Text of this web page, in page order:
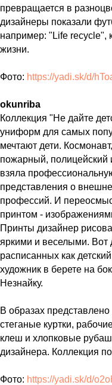
превращается в
дизайнеры показали
например: "Life recycle",
жизни.
Фото: https://yadi.sk/d/
okunriba
Коллекция "Не дайте
униформ для самых
мечтают дети.
пожарный, полицейский
взяла
представления о
профессий. И
принтом -
Принты дизайнер
яркими и веселыми. Вот
расписанных как
художник в берете на
Незнайку.
В образах
стеганые куртки,
клеш и хлопковые
дизайнера. Коллекция
Фото: https://yadi.sk/d/